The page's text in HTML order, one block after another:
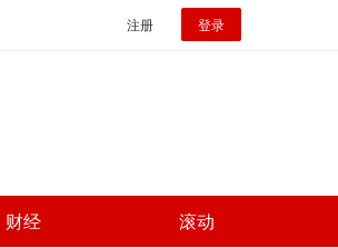
注册 登录
财经 滚动